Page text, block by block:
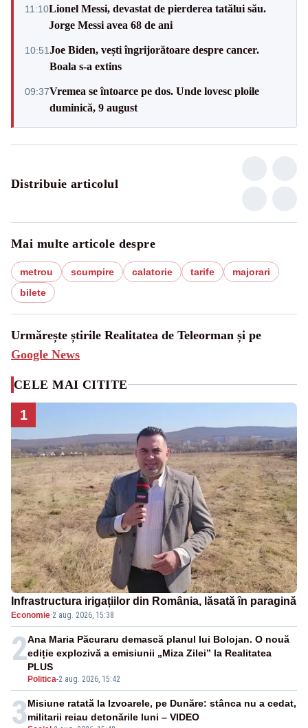
11:10Lionel Messi, devastat de pierderea tatălui său.
Jorge Messi avea 68 de ani
10:51Joe Biden, vești îngrijorătoare despre cancer.
Boala s-a extins
09:37Vremea se întoarce pe dos. Unde lovesc ploile
duminică, 9 august
Distribuie articolul
Mai multe articole despre
metrou scumpire calatorie tarife
majorari
bilete
Urmărește știrile Realitatea de Teleorman și pe
Google News
CELE MAI CITITE
1
Infrastructura irigațiilor din România, lăsată în paragină
Economie·2 aug. 2026, 15:38
2
Politica-2 aug. 2026, 15:42
Ana Maria Păcuraru demască planul lui Bolojan. O nouă
ediție explozivă a emisiunii „Miza Zilei” la Realitatea
PLUS
3Misiune ratată la Izvoarele, pe Dunăre: stânca nu a cedat,
militarii reiau detonările luni – VIDEO